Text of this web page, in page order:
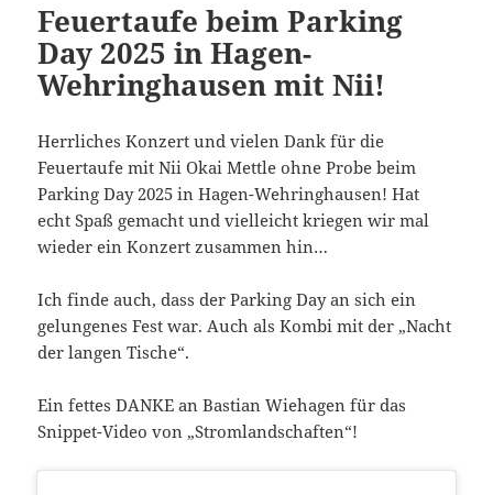
Feuertaufe beim Parking
Day 2025 in Hagen-
Wehringhausen mit Nii!
Herrliches Konzert und vielen Dank für die
Feuertaufe mit Nii Okai Mettle ohne Probe beim
Parking Day 2025 in Hagen-Wehringhausen! Hat
echt Spaß gemacht und vielleicht kriegen wir mal
wieder ein Konzert zusammen hin…
Ich finde auch, dass der Parking Day an sich ein
gelungenes Fest war. Auch als Kombi mit der „Nacht
der langen Tische“.
Ein fettes DANKE an Bastian Wiehagen für das
Snippet-Video von „Stromlandschaften“!